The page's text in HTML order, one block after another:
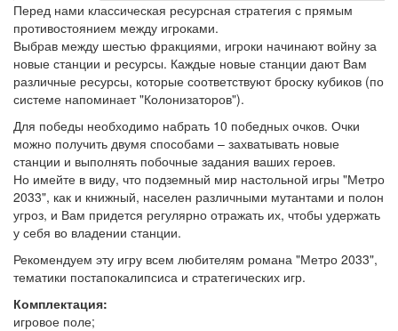
Перед нами классическая ресурсная стратегия с прямым
противостоянием между игроками.
Выбрав между шестью фракциями, игроки начинают войну за
новые станции и ресурсы. Каждые новые станции дают Вам
различные ресурсы, которые соответствуют броску кубиков (по
системе напоминает "Колонизаторов").
Для победы необходимо набрать 10 победных очков. Очки
можно получить двумя способами – захватывать новые
станции и выполнять побочные задания ваших героев.
Но имейте в виду, что подземный мир настольной игры "Метро
2033", как и книжный, населен различными мутантами и полон
угроз, и Вам придется регулярно отражать их, чтобы удержать
у себя во владении станции.
Рекомендуем эту игру всем любителям романа "Метро 2033",
тематики постапокалипсиса и стратегических игр.
Комплектация:
игровое поле;